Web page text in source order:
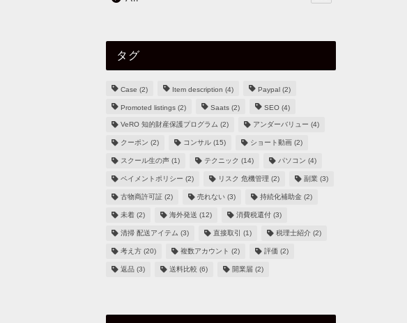
タグ
Case (2) Item description (4) Paypal(2)
Promoted listings(2) Saats(2) SEO(4)
VeRO 知的財産保護プログラム (2) アンダーバリュー (4)
クーポン (2) コンサル(15) ショート動画(2)
スクール生の声(1) テクニック (14) パソコン (4)
ペイメントポリシー (2) リスク 危機管理 (2) 副業 (3)
古物商許可証(2) 売れない(3) 持続化補助金(2)
未着(2) 海外発送 (12) 消費税還付(3)
清掃 配送アイテム (3) 直接取引 (1) 税理士紹介(2)
考え方(20) 複数アカウント (2) 評価 (2)
返品(3) 送料比較 (6) 開業届 (2)